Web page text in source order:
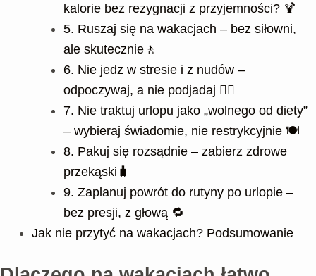
kalorie bez rezygnacji z przyjemności? 🍹
5. Ruszaj się na wakacjach – bez siłowni,
ale skutecznie🚶
6. Nie jedz w stresie i z nudów –
odpoczywaj, a nie podjadaj 🧘‍♀️
7. Nie traktuj urlopu jako „wolnego od diety”
– wybieraj świadomie, nie restrykcyjnie 🍽️
8. Pakuj się rozsądnie – zabierz zdrowe
przekąski🧳
9. Zaplanuj powrót do rutyny po urlopie –
bez presji, z głową 🔁
Jak nie przytyć na wakacjach? Podsumowanie